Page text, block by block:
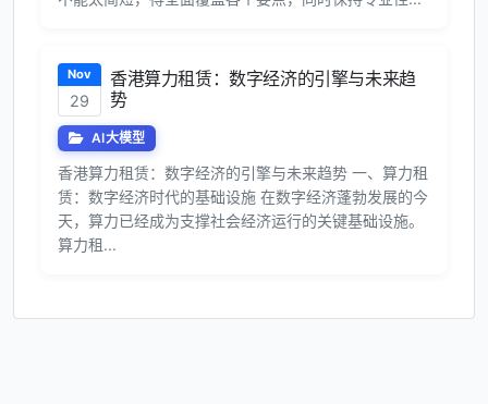
Nov
29
香港算力租赁：数字经济的引擎与未来趋
势
AI大模型
香港算力租赁：数字经济的引擎与未来趋势 一、算力租
赁：数字经济时代的基础设施 在数字经济蓬勃发展的今
天，算力已经成为支撑社会经济运行的关键基础设施。
算力租...